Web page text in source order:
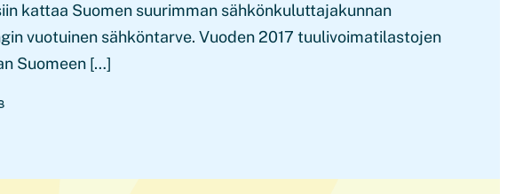
kattaa Suomen suurimman sähkönkuluttajakunnan
vuotuinen sähköntarve. Vuoden 2017 tuulivoimatilastojen
Suomeen […]